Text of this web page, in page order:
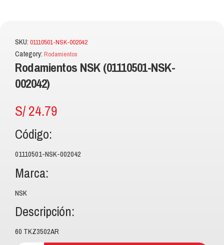
SKU: 01110501-NSK-002042
Category: Rodamientos
Rodamientos NSK (01110501-NSK-
002042)
S/24.79
Código:
01110501-NSK-002042
Marca:
NSK
Descripción:
60 TKZ3502AR